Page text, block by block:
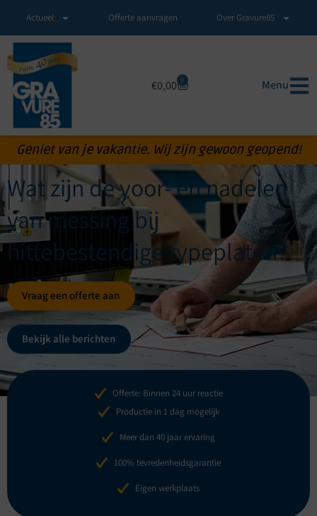
Actueel Offerte aanvragen Over Gravure85
€0,00 0 Menu
Geniet van je vakantie. Wij zijn gewoon geopend!
Wat zijn de voor- en nadelen
van messing bij
hittebestendige typeplaten?
Vraag een offerte aan
Bekijk alle berichten
Offerte: Binnen 24 uur reactie
Productie in 1 dag mogelijk
Meer dan 40 jaar ervaring
100% tevredenheidsgarantie
Eigen werkplaats